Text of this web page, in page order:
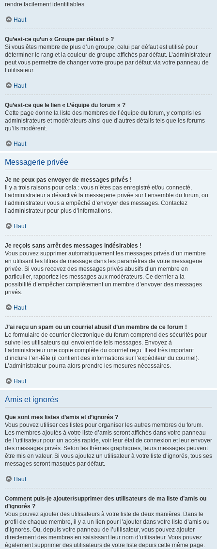
rendre facilement identifiables.
Haut
Qu’est-ce qu’un « Groupe par défaut » ?
Si vous êtes membre de plus d’un groupe, celui par défaut est utilisé pour
déterminer le rang et la couleur de groupe affichés par défaut. L’administrateur
peut vous permettre de changer votre groupe par défaut via votre panneau de
l’utilisateur.
Haut
Qu’est-ce que le lien « L’équipe du forum » ?
Cette page donne la liste des membres de l’équipe du forum, y compris les
administrateurs et modérateurs ainsi que d’autres détails tels que les forums
qu’ils modèrent.
Haut
Messagerie privée
Je ne peux pas envoyer de messages privés !
Il y a trois raisons pour cela : vous n’êtes pas enregistré et/ou connecté,
l’administrateur a désactivé la messagerie privée sur l’ensemble du forum, ou
l’administrateur vous a empêché d’envoyer des messages. Contactez
l’administrateur pour plus d’informations.
Haut
Je reçois sans arrêt des messages indésirables !
Vous pouvez supprimer automatiquement les messages privés d’un membre
en utilisant les filtres de message dans les paramètres de votre messagerie
privée. Si vous recevez des messages privés abusifs d’un membre en
particulier, rapportez les messages aux modérateurs. Ce dernier a la
possibilité d’empêcher complètement un membre d’envoyer des messages
privés.
Haut
J’ai reçu un spam ou un courriel abusif d’un membre de ce forum !
Le formulaire de courrier électronique du forum comprend des sécurités pour
suivre les utilisateurs qui envoient de tels messages. Envoyez à
l’administrateur une copie complète du courriel reçu. Il est très important
d’inclure l’en-tête (il contient des informations sur l’expéditeur du courriel).
L’administrateur pourra alors prendre les mesures nécessaires.
Haut
Amis et ignorés
Que sont mes listes d’amis et d’ignorés ?
Vous pouvez utiliser ces listes pour organiser les autres membres du forum.
Les membres ajoutés à votre liste d’amis seront affichés dans votre panneau
de l’utilisateur pour un accès rapide, voir leur état de connexion et leur envoyer
des messages privés. Selon les thèmes graphiques, leurs messages peuvent
être mis en valeur. Si vous ajoutez un utilisateur à votre liste d’ignorés, tous ses
messages seront masqués par défaut.
Haut
Comment puis-je ajouter/supprimer des utilisateurs de ma liste d’amis ou
d’ignorés ?
Vous pouvez ajouter des utilisateurs à votre liste de deux manières. Dans le
profil de chaque membre, il y a un lien pour l’ajouter dans votre liste d’amis ou
d’ignorés. Ou, depuis votre panneau de l’utilisateur, vous pouvez ajouter
directement des membres en saisissant leur nom d’utilisateur. Vous pouvez
également supprimer des utilisateurs de votre liste depuis cette même page.